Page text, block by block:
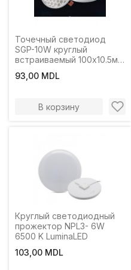
Точечный светодиод
SGP-10W круглый
встраиваемый 100х10.5мм
93,00 MDL
В корзину
Круглый светодиодный
прожектор NPL3- 6W
6500 K LuminaLED
103,00 MDL